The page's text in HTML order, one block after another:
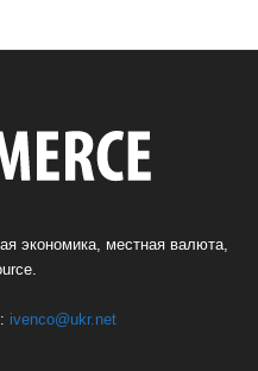
экономика, местная валюта,
ivenco@ukr.net